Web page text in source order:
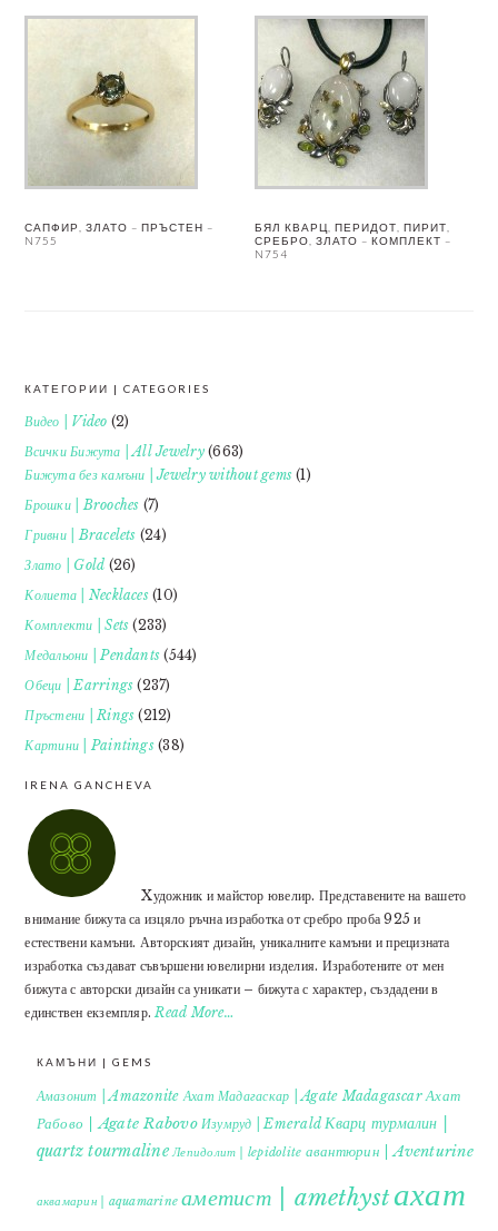
САПФИР, ЗЛАТО – ПРЪСТЕН –
N755
БЯЛ КВАРЦ, ПЕРИДОТ, ПИРИТ,
СРЕБРО, ЗЛАТО – КОМПЛЕКТ –
N754
FOOTER
КАТЕГОРИИ | CATEGORIES
Видео | Video (2)
Всички Бижута | All Jewelry(663)
Бижута без камъни | Jewelry without gems (1)
Брошки | Brooches (7)
Гривни | Bracelets (24)
Злато | Gold (26)
Колиета | Necklaces(10)
Комплекти | Sets (233)
Медальони | Pendants (544)
Обеци | Earrings (237)
Пръстени | Rings (212)
Картини | Paintings(38)
IRENA GANCHEVA
Xудожник и майстор ювелир. Представените на вашето
внимание бижута са изцяло ръчна изработка от сребро проба 925 и
естествени камъни. Авторският дизайн, уникалните камъни и прецизната
изработка създават съвършени ювелирни изделия. Изработените от мен
бижута с авторски дизайн са уникати – бижута с характер, създадени в
единствен екземпляр.Read More…
КАМЪНИ | GEMS
Амазонит | Amazonite Ахат Мадагаскар | Agate Madagascar Ахат
Рабово | Agate Rabovo Изумруд | Emerald Кварц турмалин |
quartz tourmaline Лепидолит | lepidolite авантюрин | Aventurine
аквамарин | aquamarine аметист | amethystахат